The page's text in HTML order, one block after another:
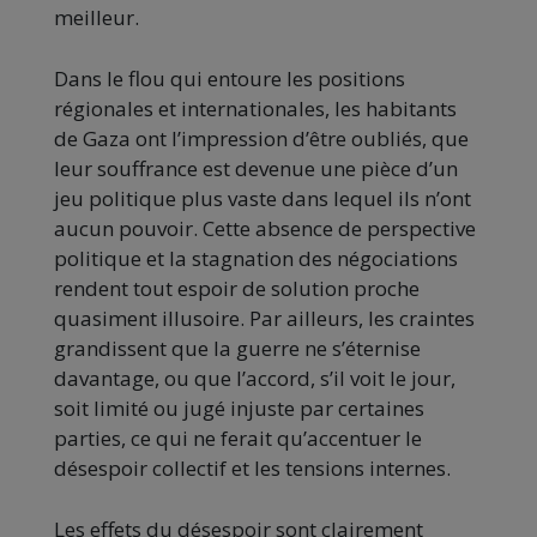
meilleur.
Dans le flou qui entoure les positions
régionales et internationales, les habitants
de Gaza ont l’impression d’être oubliés, que
leur souffrance est devenue une pièce d’un
jeu politique plus vaste dans lequel ils n’ont
aucun pouvoir. Cette absence de perspective
politique et la stagnation des négociations
rendent tout espoir de solution proche
quasiment illusoire. Par ailleurs, les craintes
grandissent que la guerre ne s’éternise
davantage, ou que l’accord, s’il voit le jour,
soit limité ou jugé injuste par certaines
parties, ce qui ne ferait qu’accentuer le
désespoir collectif et les tensions internes.
Les effets du désespoir sont clairement